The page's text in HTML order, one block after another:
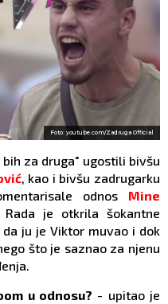
Foto: youtube.com/Zadruga Official
za druga" ugostili bivšu
, kao i bivšu zadrugarku
odnos Mine
je otkrila šokantne
ju je Viktor muvao i dok
što je saznao za njenu
u odnosu? - upitao je